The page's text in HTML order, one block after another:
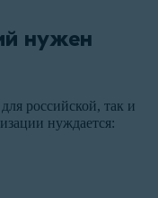
нужен
российской, так и
нуждается: